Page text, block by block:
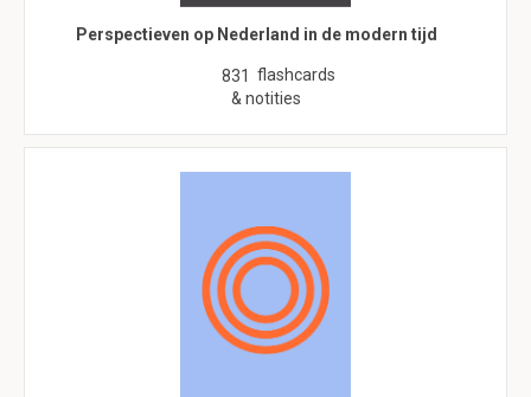
Perspectieven op Nederland in de modern tijd
831 flashcards
& notities